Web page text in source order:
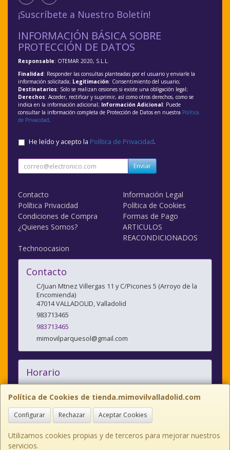
Política de Cookies de tienda.mimovilvalladolid.com
Configurar Rechazar Aceptar Cookies
Utilizamos cookies propias y de terceros para mejorar nuestros
servicios.
¡Suscríbete a Nuestro Boletín!
INFORMACIÓN BÁSICA SOBRE
PROTECCIÓN DE DATOS
Responsable: OTEMAR 2020, S.L.L.
Finalidad: Responder las consultas planteadas por el usuario y enviarle la
información solicitada; Legitimación: Consentimiento del usuario;
Destinatarios: Solo se realizan cesiones si existe una obligación legal;
Derechos: Acceder, rectificar y suprimir, así como otros derechos, como se
indica en la información adicional; Información Adicional: Puede
consultar la información completa de Protección de Datos en nuestra Política
de Privacidad.
He leído y acepto la Política de Privacidad.
Enviar
Contacto
Información Legal
Política Privacidad
Política de Cookies
Condiciones de Compra
Formas de Pago
¿Quienes Somos?
ARTICULOS
REACONDICIONADOS
Technoocasion
Contacto
C/Juan Mtnez Villergas 11 y C/Picones 5 (Arroyo de la
Encomienda)
47014VALLADOLID,Valladolid
983713465
983713465
mimovilparquesol@gmail.com
Horario
10:00/14:00 y 17:00/20:30
C/JUAN MARTINEZ VILLERGAS nº 11, 47014, Valladolid, España. - Tfno:
983713465